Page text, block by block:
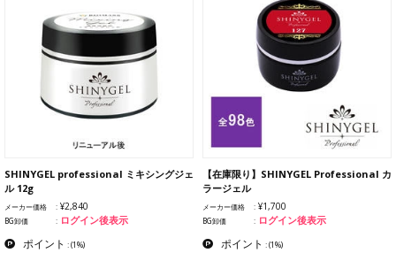
SHINYGEL professional ミキシングジェ
ル 12g
メーカー価格 ¥2,840
BG卸価 ログイン後表示
ポイント :(1%)
【在庫限り】SHINYGEL Professional カ
ラージェル
メーカー価格 ¥1,700
BG卸価 ログイン後表示
ポイント :(1%)